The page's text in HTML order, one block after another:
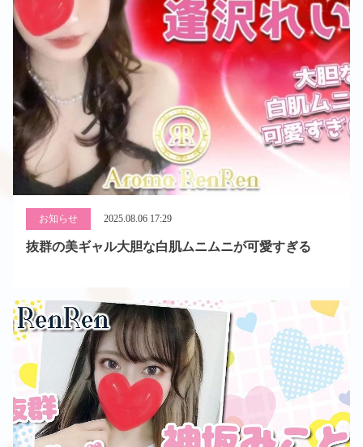
お知らせ 2025.08.06 17:29
抜群の美ギャル大胆な白肌ムニムニが可愛すぎる